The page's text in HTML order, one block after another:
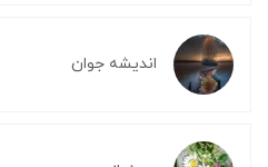
اندیشه جوان